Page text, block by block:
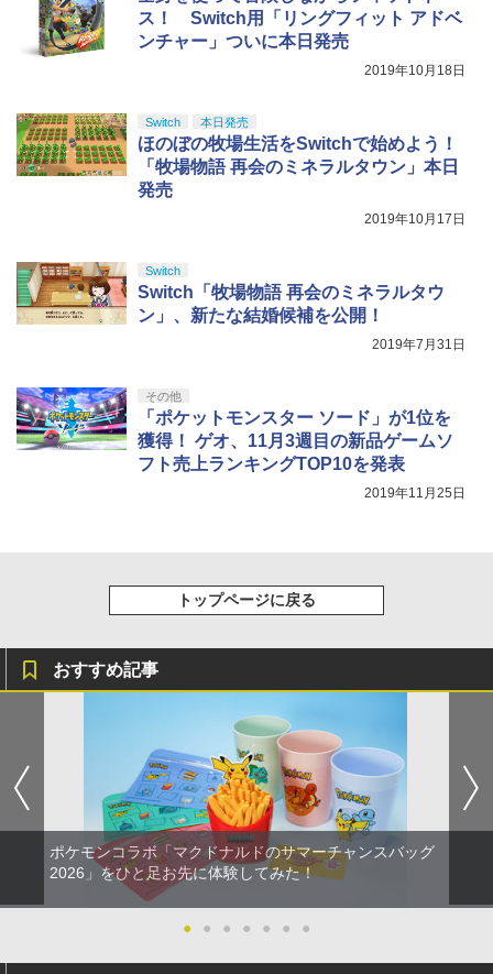
￥10,737
トローラー(CFI-ZCT2J)
￥10,737
【国内正規品】Thrustmaster スラスト
s X|S 対応の高精度 H パターン シフター
￥14,141
4
劇場版「鬼滅の刃」無限城編 第一章 猗
第三章 蛇神 (オリジナル特典:オリジナル
￥8,800
ス！ Switch用「リングフィット アドベ
ンチャー」ついに本日発売
2019年10月18日
Switch 本日発売
ほのぼの牧場生活をSwitchで始めよう！
「牧場物語 再会のミネラルタウン」本日
発売
2019年10月17日
Switch
Switch「牧場物語 再会のミネラルタウ
ン」、新たな結婚候補を公開！
2019年7月31日
その他
「ポケットモンスター ソード」が1位を
獲得！ ゲオ、11月3週目の新品ゲームソ
フト売上ランキングTOP10を発表
2019年11月25日
トップページに戻る
おすすめ記事
ポケモンコラボ「マクドナルドのサマーチャンスバッグ
2026」をひと足お先に体験してみた！
● ● ● ● ● ● ●